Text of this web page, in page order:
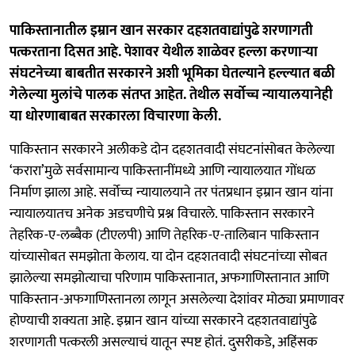
पाकिस्तानातील इम्रान खान सरकार दहशतवाद्यांपुढे शरणागती
पत्करताना दिसत आहे. पेशावर येथील शाळेवर हल्ला करणाऱ्या
संघटनेच्या बाबतीत सरकारने अशी भूमिका घेतल्याने हल्ल्यात बळी
गेलेल्या मुलांचे पालक संतप्त आहेत. तेथील सर्वोच्च न्यायालयानेही
या धोरणाबाबत सरकारला विचारणा केली.
पाकिस्तान सरकारने अलीकडे दोन दहशतवादी संघटनांसोबत केलेल्या
‘करारा’मुळे सर्वसामान्य पाकिस्तानींमध्ये आणि न्यायालयात गोंधळ
निर्माण झाला आहे. सर्वोच्च न्यायालयाने तर पंतप्रधान इम्रान खान यांना
न्यायालयातच अनेक अडचणीचे प्रश्न विचारले. पाकिस्तान सरकारने
तेहरिक-ए-लब्बैक (टीएलपी) आणि तेहरिक-ए-तालिबान पाकिस्तान
यांच्यासोबत समझोता केलाय. या दोन दहशतवादी संघटनांच्या सोबत
झालेल्या समझोत्याचा परिणाम पाकिस्तानात, अफगाणिस्तानात आणि
पाकिस्तान-अफगाणिस्तानला लागून असलेल्या देशांवर मोठ्या प्रमाणावर
होण्याची शक्यता आहे. इम्रान खान यांच्या सरकारने दहशतवाद्यांपुढे
शरणागती पत्करली असल्याचं यातून स्पष्ट होतं. दुसरीकडे, अहिंसक